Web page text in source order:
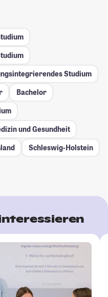
Studium
Bachelor
und Gesundheit
Schleswig-Holstein